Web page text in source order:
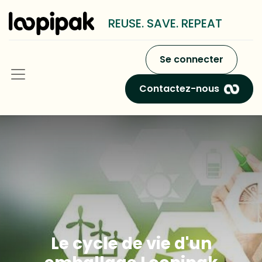
REUSE. SAVE. REPEAT
Se connecter
Contactez-nous
Le cycle de vie d'un